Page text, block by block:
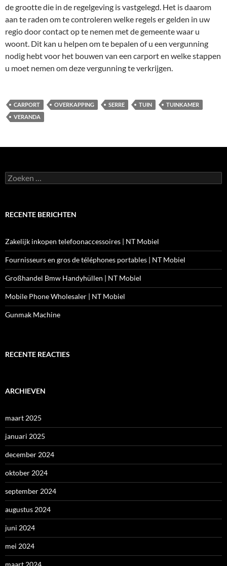
de grootte die in de regelgeving is vastgelegd. Het is daarom
aan te raden om te controleren welke regels er gelden in uw
regio door contact op te nemen met de gemeente waar u
woont. Dit kan u helpen om te bepalen of u een vergunning
nodig hebt voor het bouwen van een carport en welke stappen
u moet nemen om deze vergunning te verkrijgen.
CARPORT OVERKAPPING SERRE TUIN
TUINKAMER
VERANDA
Zoeken
naar:
RECENTE BERICHTEN
Zakelijk inkopen telefoonaccessoires | NT Mobiel
Fournisseurs en gros de téléphones portables | NT Mobiel
Großhandel Bmw Handyhüllen | NT Mobiel
Mobile Phone Wholesaler | NT Mobiel
Gunmak Machine
RECENTE REACTIES
ARCHIEVEN
maart 2025
januari 2025
december 2024
oktober 2024
september 2024
augustus 2024
juni 2024
mei 2024
maart 2024